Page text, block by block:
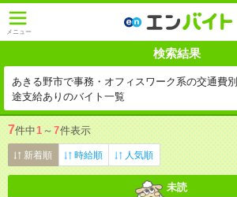
メニュー
検索結果
あきる野市で事務・オフィスワーク系の交通費別
途支給ありのバイト一覧
7件中1 ～ 7件表示
新着順 時給順 人気順
未読